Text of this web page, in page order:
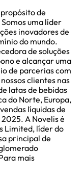
de
uma líder
inovadores de
do mundo.
de soluções
e alcançar uma
de parcerias com
clientes nas
latas de bebidas
do Norte, Europa,
líquidas de
2025. A Novelis é
Limited, líder do
principal de
mais